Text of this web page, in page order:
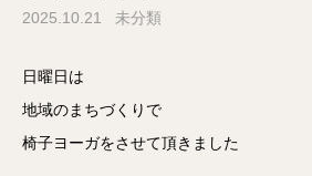
2025.10.21 未分類
日曜日は
地域のまちづくりで
椅子ヨーガをさせて頂きました